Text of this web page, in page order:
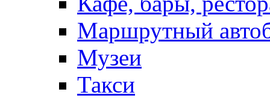
Маршрутный
Музеи
Такси